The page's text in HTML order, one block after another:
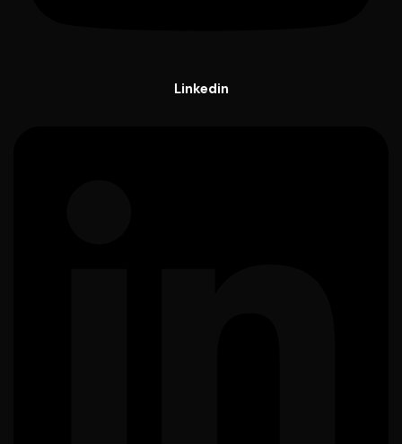
Linkedin